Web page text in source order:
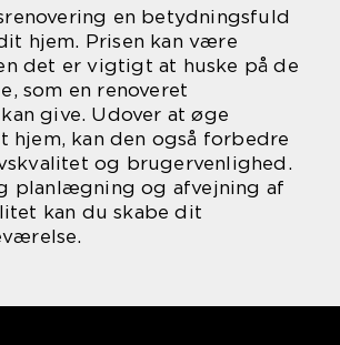
en betydningsfuld
hjem. Prisen kan være
det er vigtigt at huske på de
som en renoveret
give. Udover at øge
kan den også forbedre
og brugervenlighed.
planlægning og afvejning af
kan du skabe dit